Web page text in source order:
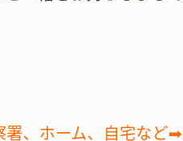
署、ホーム、自宅など